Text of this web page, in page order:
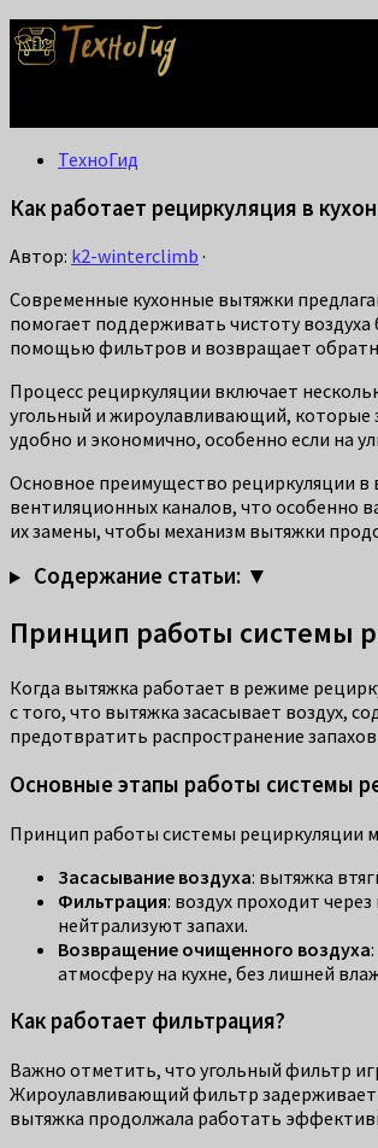
ТехноГид
Как работает рециркуляция в
Автор: k2-winterclimb ·
Современные кухонные вытяжки
помогает поддерживать чистоту
помощью фильтров и возвращает
Процесс рециркуляции включает
угольный и жироулавливающий, которые
удобно и экономично, особенно если на
Основное преимущество рециркуляции в
вентиляционных каналов, что особенно
их замены, чтобы механизм вытяжки
Содержание статьи: ▼
Принцип работы системы
Когда вытяжка работает в режиме
с того, что вытяжка засасывает воздух,
предотвратить распространение
Основные этапы работы системы
Принцип работы системы рециркуляции
Засасывание воздуха: вытяжка
Фильтрация: воздух проходит
нейтрализуют запахи.
Возвращение очищенного воздуха
атмосферу на кухне, без лишней
Как работает фильтрация?
Важно отметить, что угольный фильтр
Жироулавливающий фильтр задерживает
вытяжка продолжала работать